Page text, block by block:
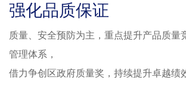
强化品质保证
质量、安全预防为主，重点提升产品质量
管理体系，
借力争创区政府质量奖，持续提升卓越绩